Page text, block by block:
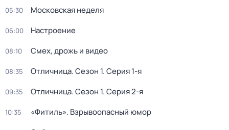
05:30 Московская неделя
06:00 Настроение
08:10 Смех, дрожь и видео
08:35 Отличница. Сезон 1. Серия 1-я
09:35 Отличница. Сезон 1. Серия 2-я
10:35 «Фитиль». Взрывоопасный юмор